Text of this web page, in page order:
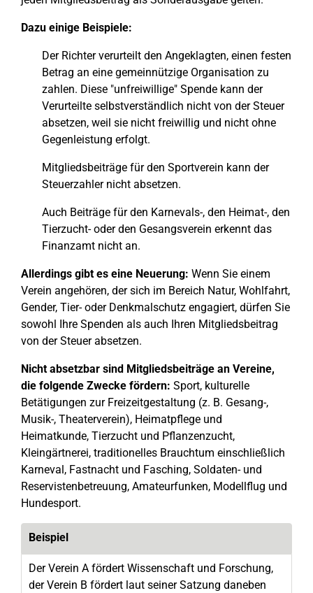
Dazu einige Beispiele:
Der Richter verurteilt den Angeklagten, einen festen
Betrag an eine gemeinnützige Organisation zu
zahlen. Diese "unfreiwillige" Spende kann der
Verurteilte selbstverständlich nicht von der Steuer
absetzen, weil sie nicht freiwillig und nicht ohne
Gegenleistung erfolgt.
Mitgliedsbeiträge für den Sportverein kann der
Steuerzahler nicht absetzen.
Auch Beiträge für den Karnevals-, den Heimat-, den
Tierzucht- oder den Gesangsverein erkennt das
Finanzamt nicht an.
Allerdings gibt es eine Neuerung: Wenn Sie einem
Verein angehören, der sich im Bereich Natur, Wohlfahrt,
Gender, Tier- oder Denkmalschutz engagiert, dürfen Sie
sowohl Ihre Spenden als auch Ihren Mitgliedsbeitrag
von der Steuer absetzen.
Nicht absetzbar sind Mitgliedsbeiträge an Vereine,
die folgende Zwecke fördern: Sport, kulturelle
Betätigungen zur Freizeitgestaltung (z. B. Gesang-,
Musik-, Theaterverein), Heimatpflege und
Heimatkunde, Tierzucht und Pflanzenzucht,
Kleingärtnerei, traditionelles Brauchtum einschließlich
Karneval, Fastnacht und Fasching, Soldaten- und
Reservistenbetreuung, Amateurfunken, Modellflug und
Hundesport.
Beispiel
Der Verein A fördert Wissenschaft und Forschung,
der Verein B fördert laut seiner Satzung daneben